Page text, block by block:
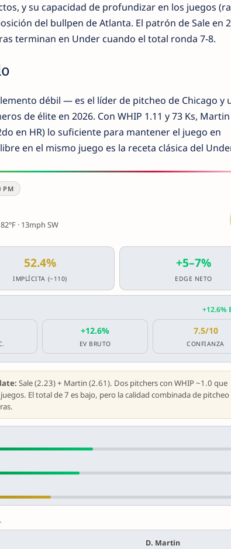
y su capacidad de profundizar en los juegos
del bullpen de Atlanta. El patrón de Sale en
terminan en Under cuando el total ronda 7-8.
débil — es el líder de pitcheo de Chicago y
de élite en 2026. Con WHIP 1.11 y 73 Ks, Martin
en HR) lo suficiente para mantener el juego en
en el mismo juego es la receta clásica del
PM
· 13mph SW
52.4%
IMPLÍCITA (−110)
+5–7%
EDGE NETO
+12.6%
+12.6%
EV BRUTO
7.5/10
CONFIANZA
Sale (2.23) + Martin (2.61). Dos pitchers con WHIP ~1.0 que
El total de 7 es bajo, pero la calidad combinada de pitcheo
D. Martin